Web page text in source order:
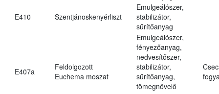
E410 Szentjánoskenyérliszt
Emulgeálószer,
stabilizátor,
sűrítőanyag
E407a
Feldolgozott
Euchema moszat
Emulgeálószer,
fényezőanyag,
nedvesítőszer,
stabilizátor,
sűrítőanyag,
tömegnövelő